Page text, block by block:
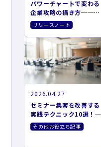
パワーチャートで変わる
企業攻略の描き方──お
客さまの意思決定に、営
業が伴走するために
リリースノート
2026.04.27
セミナー集客を改善する
実践テクニック10選！効
果的な集客方法とツール
を紹介
その他お役立ち記事